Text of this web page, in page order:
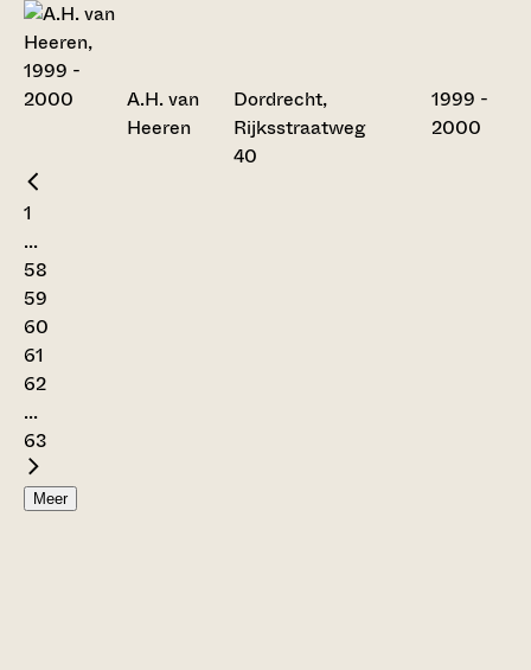
A.H. van
Heeren
Dordrecht,
Rijksstraatweg
40
1999 -
2000
1
...
58
59
60
61
62
...
63
Meer